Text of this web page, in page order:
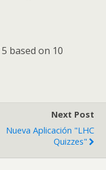
5 based on 10
Next Post
Nueva Aplicación "LHC
Quizzes"